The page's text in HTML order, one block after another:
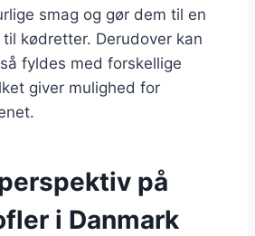
smag og gør dem til en
kødretter. Derudover kan
fyldes med forskellige
giver mulighed for
på
i Danmark